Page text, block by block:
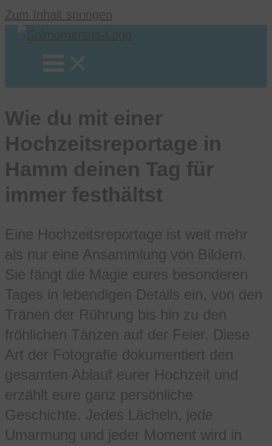
Zum Inhalt springen
Wie du mit einer
Hochzeitsreportage in
Hamm deinen Tag für
immer festhältst
Eine Hochzeitsreportage ist weit mehr
als nur eine Ansammlung von Bildern.
Sie fängt die Magie eures besonderen
Tages in lebendigen Details ein, von den
Tränen der Rührung bis hin zu den
fröhlichen Tänzen auf der Feier. Diese
Art der Fotografie dokumentiert den
gesamten Ablauf eurer Hochzeit und
erzählt eure ganz persönliche
Geschichte. Jedes Lächeln, jede
Umarmung und jeder Moment wird in